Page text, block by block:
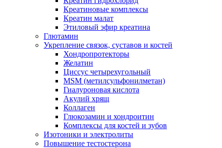
Креатиновые комплексы
Креатин малат
Этиловый эфир креатина
Глютамин
Укрепление связок, суставов и костей
Хондропротекторы
Желатин
Циссус четырехугольный
MSM (метилсульфонилметан)
Гиалуроновая кислота
Акулий хрящ
Коллаген
Глюкозамин и хондроитин
Комплексы для костей и зубов
Изотоники и электролиты
Повышение тестостерона